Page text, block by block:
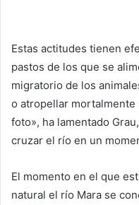
Estas actitudes tienen
pastos de los que se
migratorio de los
o atropellar mortalmente
foto», ha lamentado
cruzar el río en un
El momento en el que
natural el río Mara se